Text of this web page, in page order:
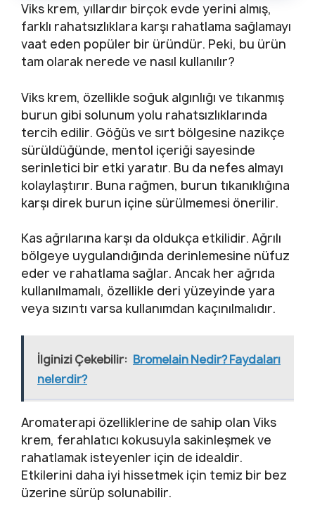
Viks krem, yıllardır birçok evde yerini almış,
farklı rahatsızlıklara karşı rahatlama sağlamayı
vaat eden popüler bir üründür. Peki, bu ürün
tam olarak nerede ve nasıl kullanılır?
Viks krem, özellikle soğuk algınlığı ve tıkanmış
burun gibi solunum yolu rahatsızlıklarında
tercih edilir. Göğüs ve sırt bölgesine nazikçe
sürüldüğünde, mentol içeriği sayesinde
serinletici bir etki yaratır. Bu da nefes almayı
kolaylaştırır. Buna rağmen, burun tıkanıklığına
karşı direk burun içine sürülmemesi önerilir.
Kas ağrılarına karşı da oldukça etkilidir. Ağrılı
bölgeye uygulandığında derinlemesine nüfuz
eder ve rahatlama sağlar. Ancak her ağrıda
kullanılmamalı, özellikle deri yüzeyinde yara
veya sızıntı varsa kullanımdan kaçınılmalıdır.
İlginizi Çekebilir: Bromelain Nedir? Faydaları
nelerdir?
Aromaterapi özelliklerine de sahip olan Viks
krem, ferahlatıcı kokusuyla sakinleşmek ve
rahatlamak isteyenler için de idealdir.
Etkilerini daha iyi hissetmek için temiz bir bez
üzerine sürüp solunabilir.